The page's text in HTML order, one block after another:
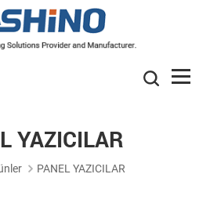
YAZICILAR
PANEL YAZICILAR